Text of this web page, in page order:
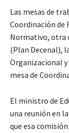
Las mesas de
Coordinación de
Normativo, otra
(Plan Decenal),
Organizacional
mesa de
El ministro de
una reunión en
que esa